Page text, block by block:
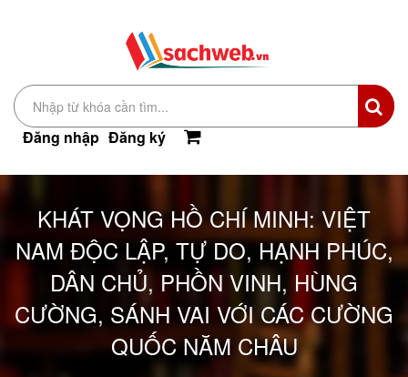
Đăng nhập Đăng ký
KHÁT VỌNG HỒ CHÍ MINH: VIỆT
NAM ĐỘC LẬP, TỰ DO, HẠNH PHÚC,
DÂN CHỦ, PHỒN VINH, HÙNG
CƯỜNG, SÁNH VAI VỚI CÁC CƯỜNG
QUỐC NĂM CHÂU